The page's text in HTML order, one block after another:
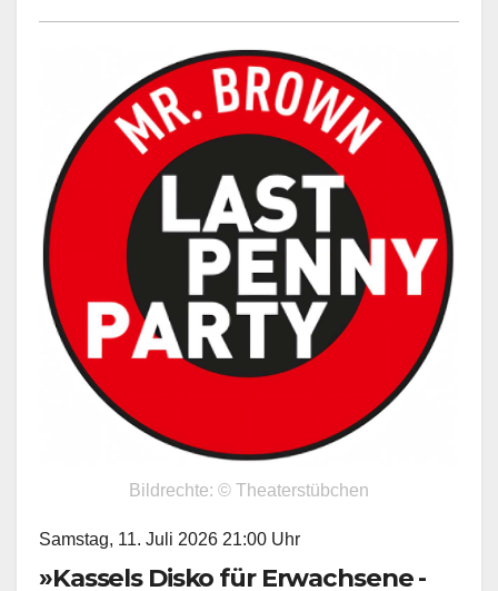
Bildrechte: © Theaterstübchen
Samstag, 11. Juli 2026 21:00 Uhr
»Kassels Disko für Erwachsene -